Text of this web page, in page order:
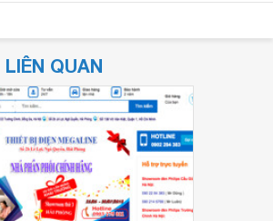
QUAN